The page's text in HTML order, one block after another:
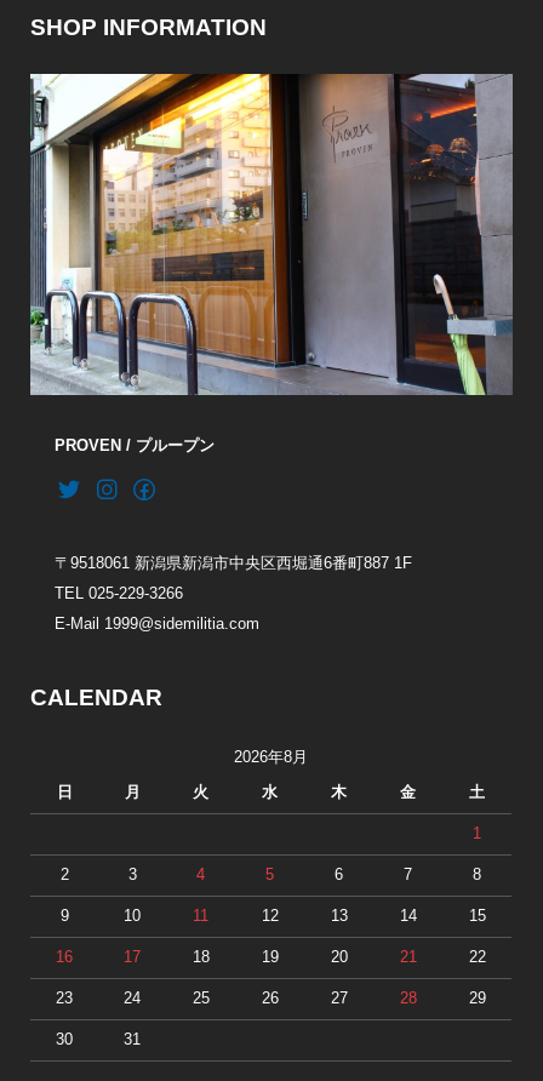
SHOP INFORMATION
PROVEN / プループン
〒9518061 新潟県新潟市中央区西堀通6番町887 1F
TEL 025-229-3266
E-Mail 1999@sidemilitia.com
CALENDAR
2026年8月
日 月 火 水 木 金 土
1
2 3 4 5 6 7 8
9 10 11 12 13 14 15
16 17 18 19 20 21 22
23 24 25 26 27 28 29
30 31